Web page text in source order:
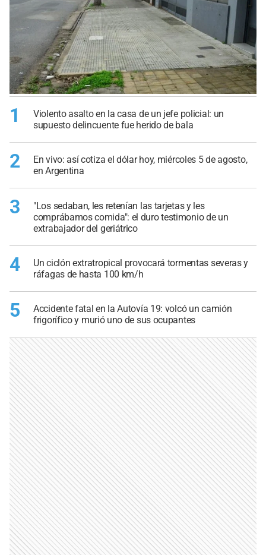
1
Violento asalto en la casa de un jefe policial: un
supuesto delincuente fue herido de bala
2
En vivo: así cotiza el dólar hoy, miércoles 5 de agosto,
en Argentina
3
"Los sedaban, les retenían las tarjetas y les
comprábamos comida": el duro testimonio de un
extrabajador del geriátrico
4
Un ciclón extratropical provocará tormentas severas y
ráfagas de hasta 100 km/h
5
Accidente fatal en la Autovía 19: volcó un camión
frigorífico y murió uno de sus ocupantes